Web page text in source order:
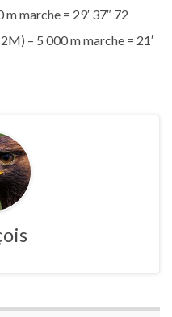
m marche = 29′ 37″ 72
– 5 000 m marche = 21′